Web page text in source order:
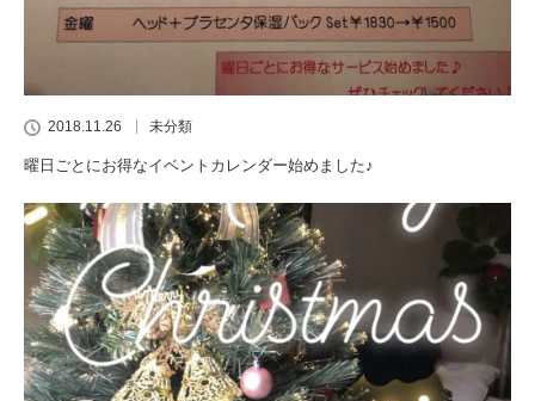
2018.11.26 未分類
曜日ごとにお得なイベントカレンダー始めました♪